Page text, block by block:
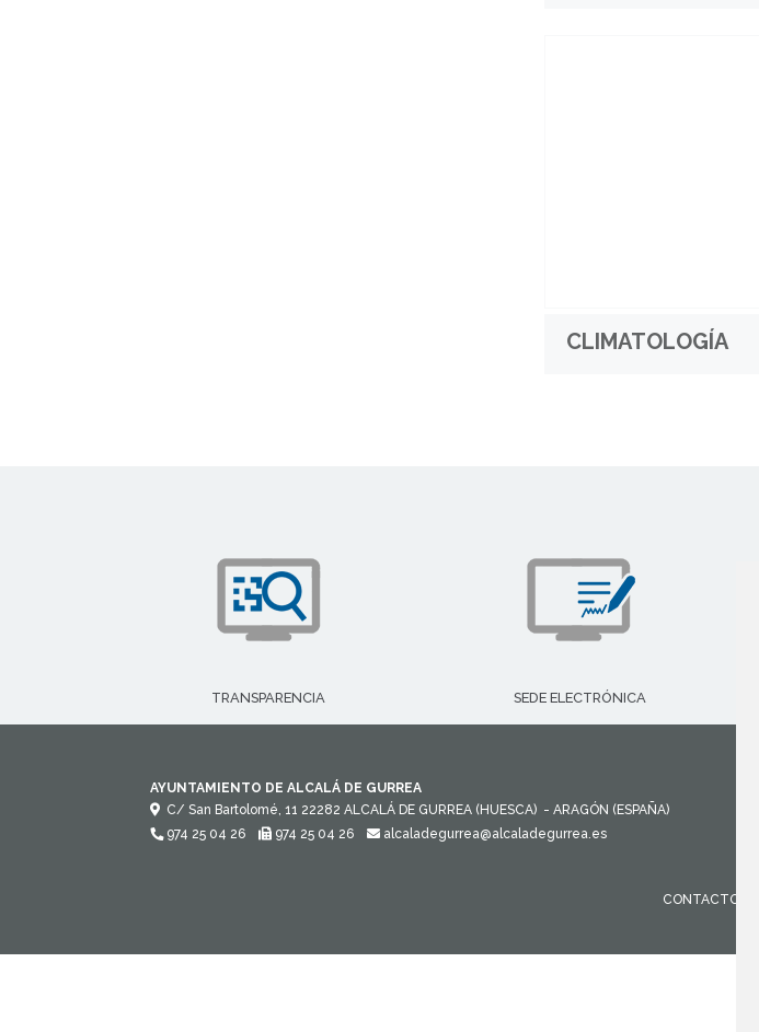
CLIMATOLOGÍA
TRANSPARENCIA
SEDE ELECTRÓNICA
AYUNTAMIENTO DE ALCALÁ DE GURREA
C/ San Bartolomé, 11 22282 ALCALÁ DE GURREA (HUESCA) - ARAGÓN (ESPAÑA)
974 25 04 26
974 25 04 26 alcaladegurrea@alcaladegurrea.es
CONTACTO